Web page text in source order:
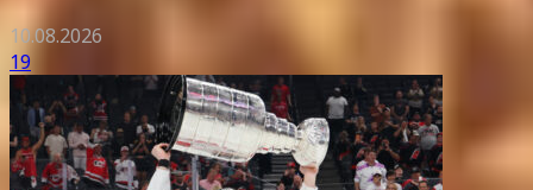
10.08.2026
19